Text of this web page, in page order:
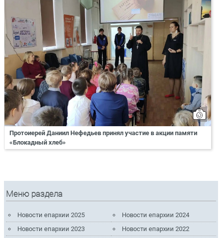
Протоиерей Даниил Нефедьев принял участие в акции памяти
«Блокадный хлеб»
Меню раздела
Новости епархии 2025
Новости епархии 2024
Новости епархии 2023
Новости епархии 2022